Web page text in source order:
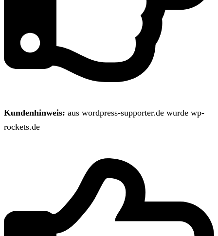
Kundenhinweis: aus wordpress-supporter.de wurde wp-
rockets.de